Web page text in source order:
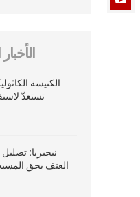
الكنيسة
تستعدّ
نيجيريا:
العنف بحق